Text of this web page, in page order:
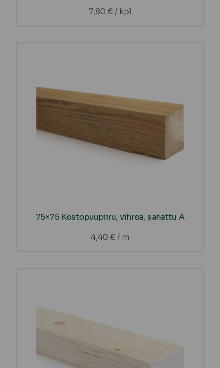
7,80 € / kpl
75×75 Kestopuupiiru, vihreä, sahattu A
4,40 € / m